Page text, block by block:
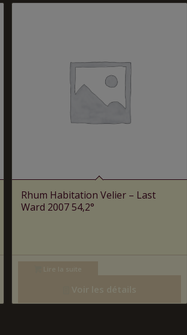
Rhum Habitation Velier – Last
Ward 2007 54,2°